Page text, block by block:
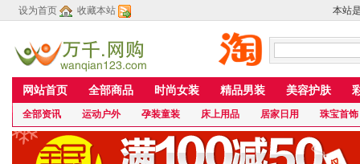
设为首页 收藏本站 本站
网站首页 全部商品 时尚女装 精品男装 美容护肤
全部资讯 运动户外 孕装童装 床上用品 居家日用 珠宝首饰